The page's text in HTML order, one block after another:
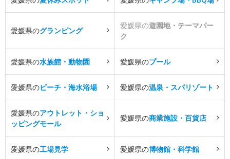
愛媛県のグランピング
愛媛県の遊園地・テーマパー
ク
愛媛県の水族館・動物園 愛媛県のプール
愛媛県のビーチ・海水浴場 愛媛県の温泉・スパリゾート
愛媛県のアウトレット・ショ
ッピングモール
愛媛県の商業施設・百貨店
愛媛県の工場見学 愛媛県の博物館・科学館